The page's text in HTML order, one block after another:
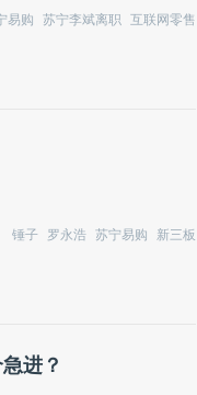
易购 苏宁李斌离职 互联网零售
锤子 罗永浩 苏宁易购 新三板
进？